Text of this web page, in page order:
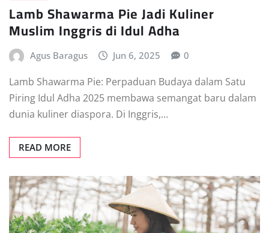
Lamb Shawarma Pie Jadi Kuliner
Muslim Inggris di Idul Adha
Agus Baragus Jun 6, 2025 0
Lamb Shawarma Pie: Perpaduan Budaya dalam Satu
Piring Idul Adha 2025 membawa semangat baru dalam
dunia kuliner diaspora. Di Inggris,…
READ MORE